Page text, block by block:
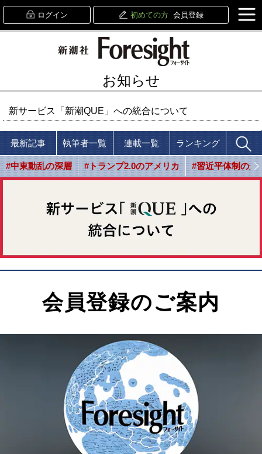
ログイン 初めての方 会員登録
お知らせ
新サービス「新潮QUE」への統合について
最新記事 執筆者一覧 連載一覧 ランキング
#中東動乱の深層 #トランプ2.0のアメリカ #習近平体制の光
会員登録のご案内